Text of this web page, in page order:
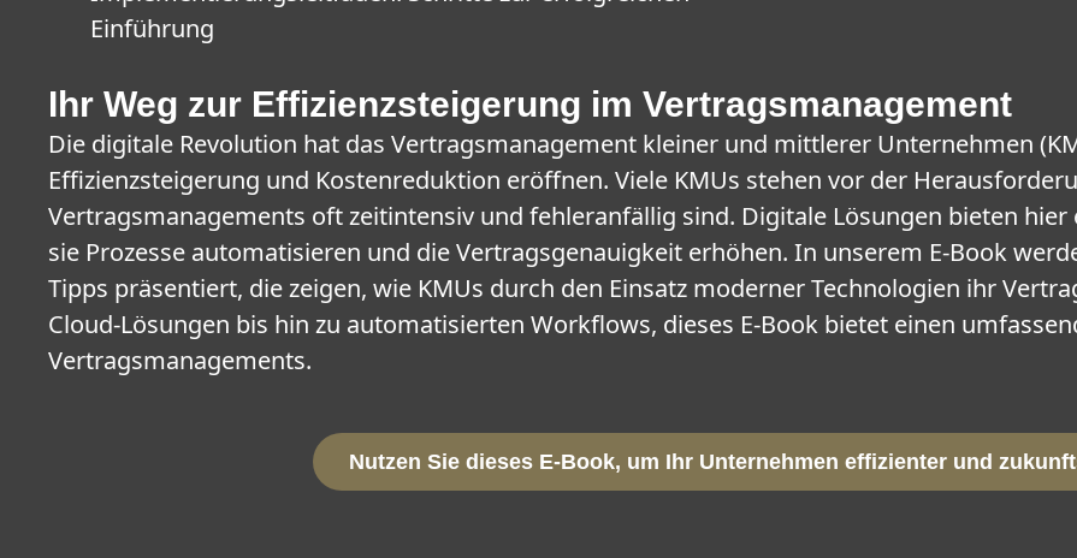
Einführung
Ihr Weg zur Effizienzsteigerung im Vertragsmanagement
Die digitale Revolution hat das Vertragsmanagement kleiner und mittlerer Unternehmen
Effizienzsteigerung und Kostenreduktion eröffnen. Viele KMUs stehen vor der
Vertragsmanagements oft zeitintensiv und fehleranfällig sind. Digitale Lösungen bieten
sie Prozesse automatisieren und die Vertragsgenauigkeit erhöhen. In unserem E-Book
Tipps präsentiert, die zeigen, wie KMUs durch den Einsatz moderner Technologien ihr
Cloud-Lösungen bis hin zu automatisierten Workflows, dieses E-Book bietet einen
Vertragsmanagements.
Nutzen Sie dieses E-Book, um Ihr Unternehmen effizienter und